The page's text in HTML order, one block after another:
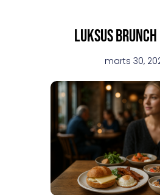
Luksus
marts 30,